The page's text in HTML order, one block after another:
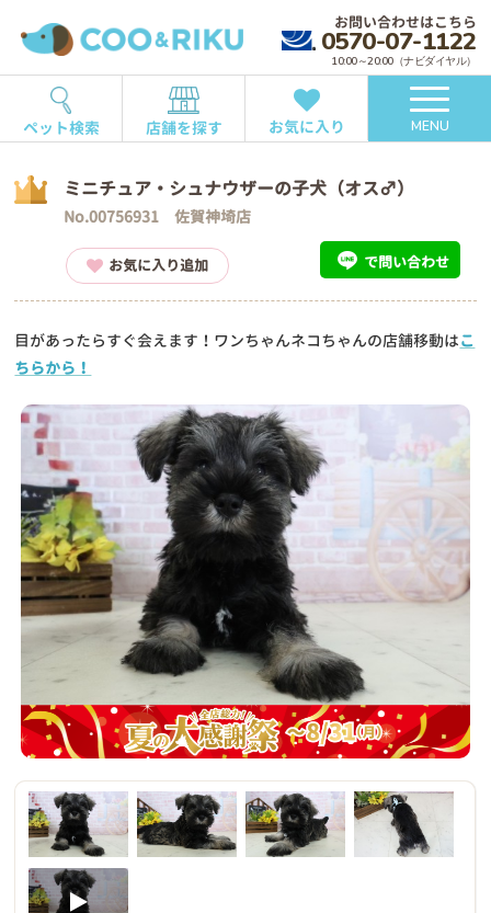
お問い合わせはこちら
0570-07-1122
10:00～20:00（ナビダイヤル）
ペット検索 店舗を探す お気に入り MENU
ミニチュア・シュナウザーの子犬（オス♂）
No.00756931 佐賀神埼店
お気に入り追加 で問い合わせ
目があったらすぐ会えます！ワンちゃんネコちゃんの店舗移動はこ
ちらから！